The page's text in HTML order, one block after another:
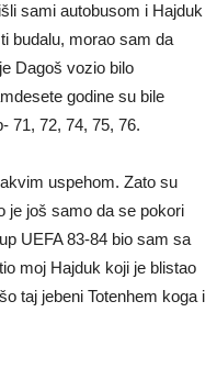
sami autobusom i Hajduk
budalu, morao sam da
Dagoš vozio bilo
godine su bile
71, 72, 74, 75, 76.
uspehom. Zato su
je još samo da se pokori
UEFA 83-84 bio sam sa
moj Hajduk koji je blistao
taj jebeni Totenhem koga i